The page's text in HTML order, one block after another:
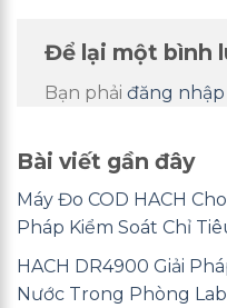
Để lại một bình
Bạn phải đăng nhập
Bài viết gần đây
Máy Đo COD HACH
Pháp Kiểm Soát Chỉ
HACH DR4900 Giải
Nước Trong Phòng